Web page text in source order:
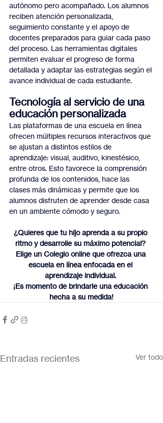
autónomo pero acompañado. Los alumnos
reciben atención personalizada,
seguimiento constante y el apoyo de
docentes preparados para guiar cada paso
del proceso. Las herramientas digitales
permiten evaluar el progreso de forma
detallada y adaptar las estrategias según el
avance individual de cada estudiante.
Tecnología al servicio de una
educación personalizada
Las plataformas de una escuela en línea
ofrecen múltiples recursos interactivos que
se ajustan a distintos estilos de
aprendizaje: visual, auditivo, kinestésico,
entre otros. Esto favorece la comprensión
profunda de los contenidos, hace las
clases más dinámicas y permite que los
alumnos disfruten de aprender desde casa
en un ambiente cómodo y seguro.
¿Quieres que tu hijo aprenda a su propio
ritmo y desarrolle su máximo potencial?
Elige un Colegio online que ofrezca una
escuela en línea enfocada en el
aprendizaje individual.
¡Es momento de brindarle una educación
hecha a su medida!
Entradas recientes Ver todo